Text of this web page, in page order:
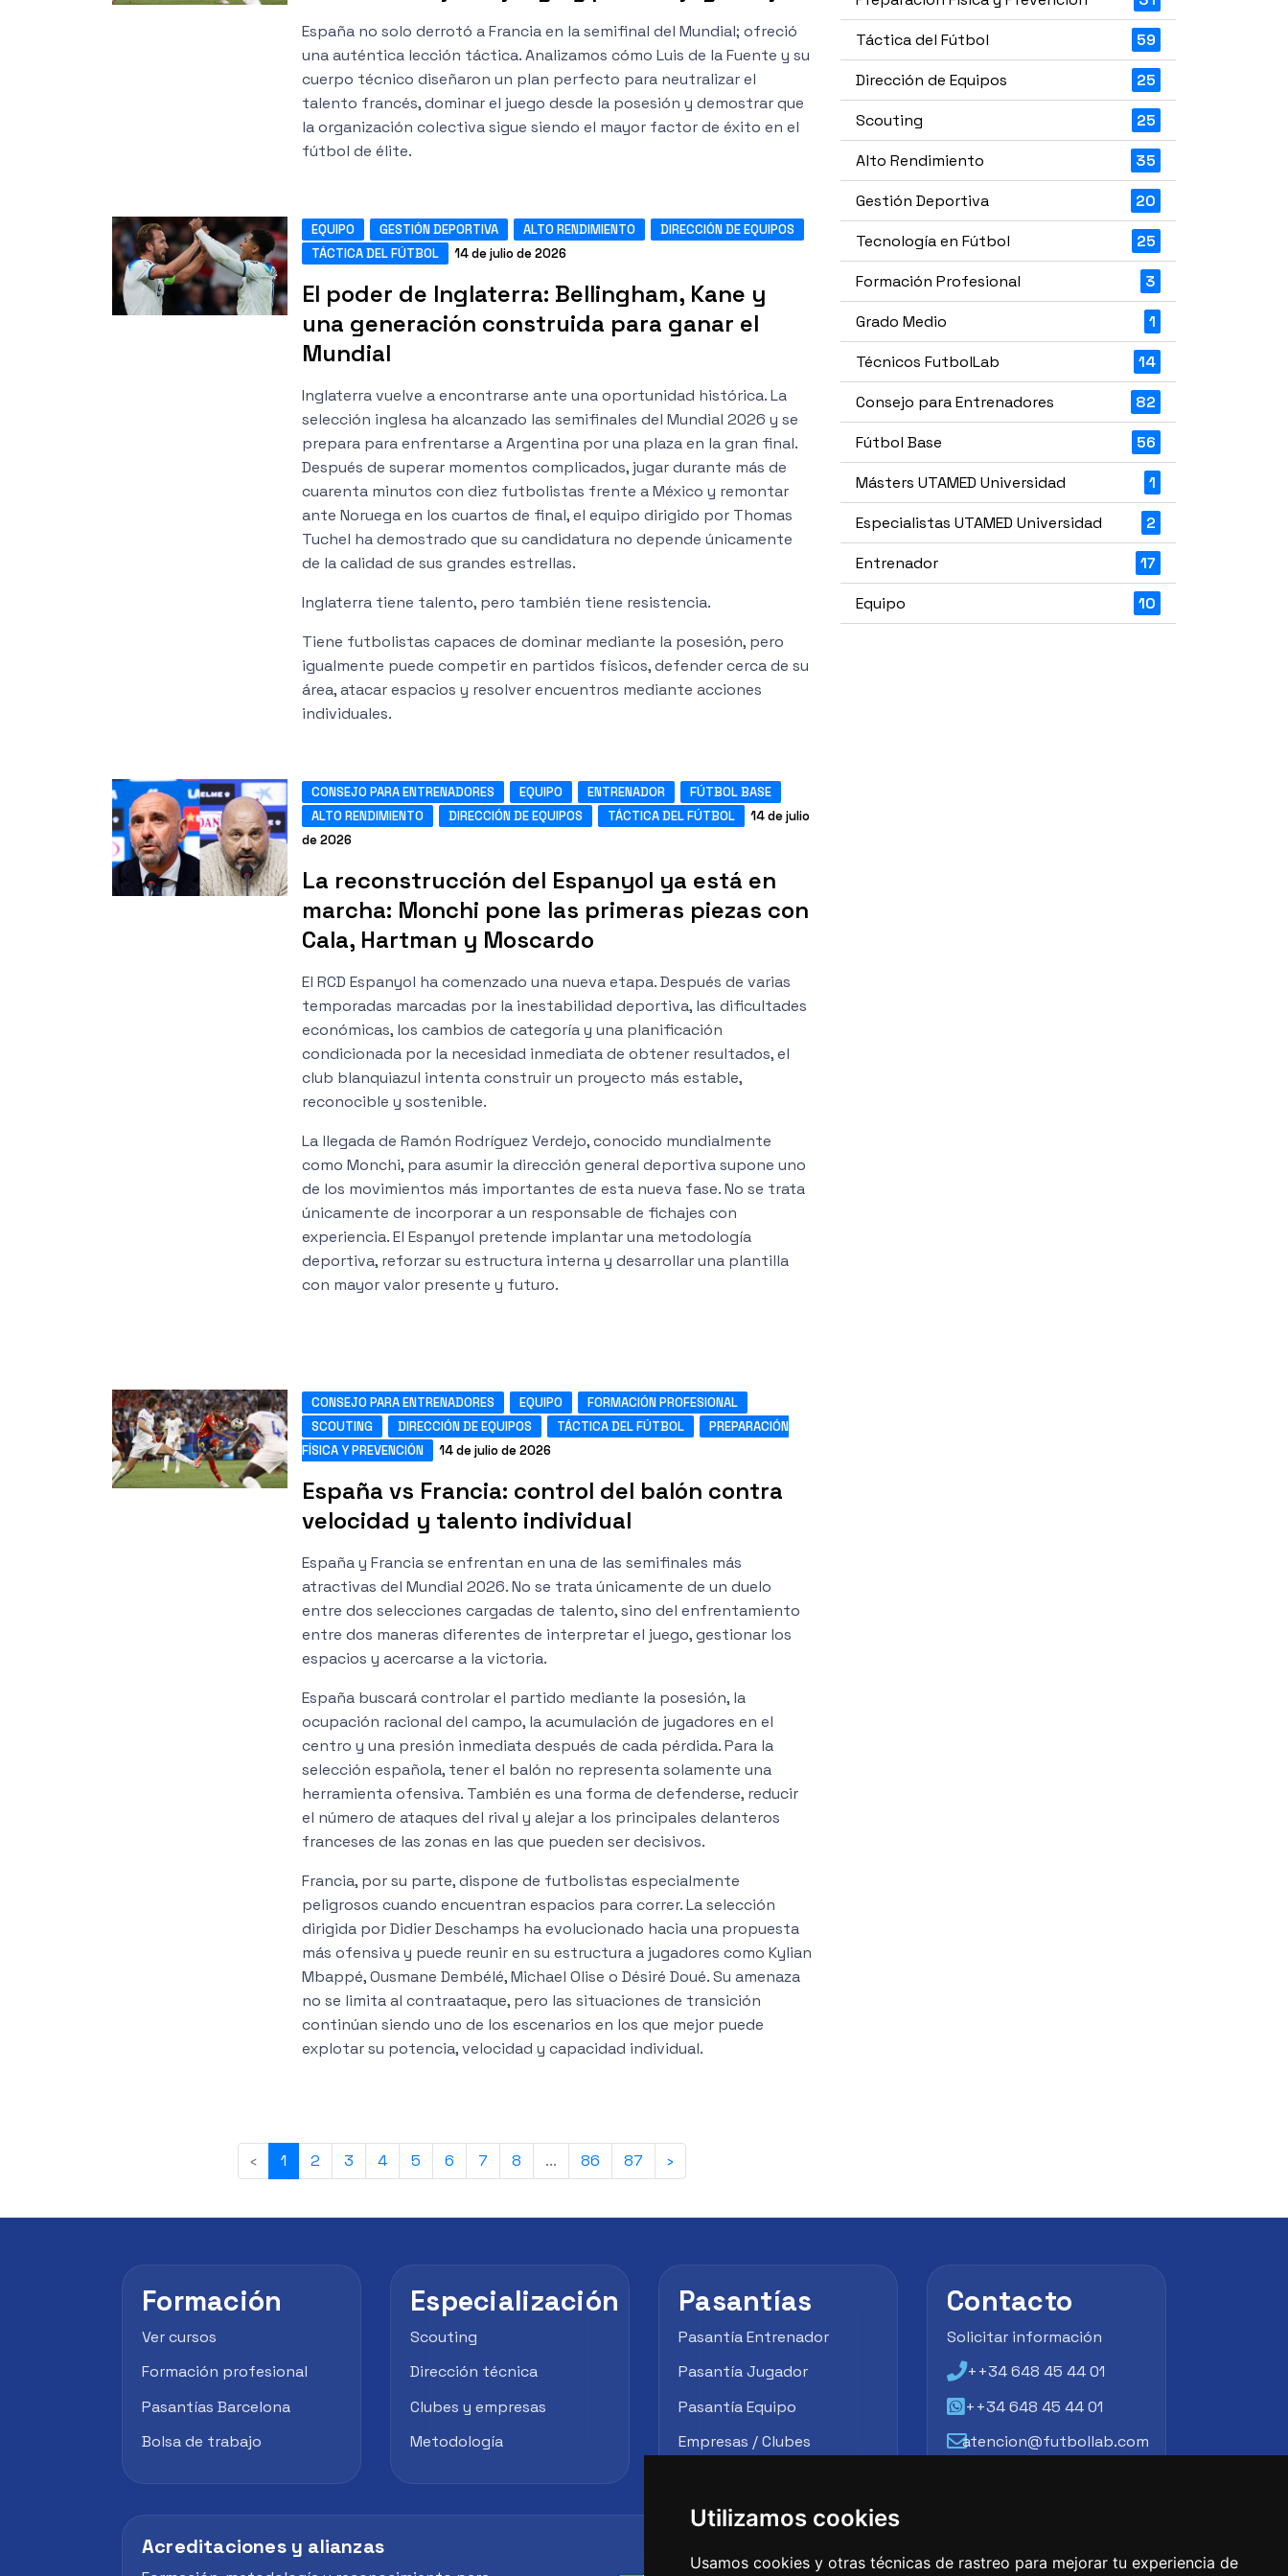
Utilizamos cookies
Usamos cookies y otras técnicas de rastreo para mejorar tu experiencia de
España no solo derrotó a Francia en la semifinal del Mundial; ofreció
una auténtica lección táctica. Analizamos cómo Luis de la Fuente y su
cuerpo técnico diseñaron un plan perfecto para neutralizar el
talento francés, dominar el juego desde la posesión y demostrar que
la organización colectiva sigue siendo el mayor factor de éxito en el
fútbol de élite.
EQUIPO GESTIÓN DEPORTIVA ALTO RENDIMIENTO
DIRECCIÓN DE EQUIPOS
TÁCTICA DEL FÚTBOL
14 de julio de 2026
El poder de Inglaterra: Bellingham, Kane y
una generación construida para ganar el
Mundial
Inglaterra vuelve a encontrarse ante una oportunidad histórica. La
selección inglesa ha alcanzado las semifinales del Mundial 2026 y se
prepara para enfrentarse a Argentina por una plaza en la gran final.
Después de superar momentos complicados, jugar durante más de
cuarenta minutos con diez futbolistas frente a México y remontar
ante Noruega en los cuartos de final, el equipo dirigido por Thomas
Tuchel ha demostrado que su candidatura no depende únicamente
de la calidad de sus grandes estrellas.
Inglaterra tiene talento, pero también tiene resistencia.
Tiene futbolistas capaces de dominar mediante la posesión, pero
igualmente puede competir en partidos físicos, defender cerca de su
área, atacar espacios y resolver encuentros mediante acciones
individuales.
CONSEJO PARA ENTRENADORES EQUIPO ENTRENADOR
FÚTBOL BASE
ALTO RENDIMIENTO
DIRECCIÓN DE EQUIPOS TÁCTICA DEL FÚTBOL
14 de julio
de 2026
La reconstrucción del Espanyol ya está en
marcha: Monchi pone las primeras piezas con
Cala, Hartman y Moscardo
El RCD Espanyol ha comenzado una nueva etapa. Después de varias
temporadas marcadas por la inestabilidad deportiva, las dificultades
económicas, los cambios de categoría y una planificación
condicionada por la necesidad inmediata de obtener resultados, el
club blanquiazul intenta construir un proyecto más estable,
reconocible y sostenible.
La llegada de Ramón Rodríguez Verdejo, conocido mundialmente
como Monchi, para asumir la dirección general deportiva supone uno
de los movimientos más importantes de esta nueva fase. No se trata
únicamente de incorporar a un responsable de fichajes con
experiencia. El Espanyol pretende implantar una metodología
deportiva, reforzar su estructura interna y desarrollar una plantilla
con mayor valor presente y futuro.
CONSEJO PARA ENTRENADORES EQUIPO
FORMACIÓN PROFESIONAL
SCOUTING
DIRECCIÓN DE EQUIPOS TÁCTICA DEL FÚTBOL
PREPARACIÓN
FÍSICA Y PREVENCIÓN
14 de julio de 2026
España vs Francia: control del balón contra
velocidad y talento individual
España y Francia se enfrentan en una de las semifinales más
atractivas del Mundial 2026. No se trata únicamente de un duelo
entre dos selecciones cargadas de talento, sino del enfrentamiento
entre dos maneras diferentes de interpretar el juego, gestionar los
espacios y acercarse a la victoria.
España buscará controlar el partido mediante la posesión, la
ocupación racional del campo, la acumulación de jugadores en el
centro y una presión inmediata después de cada pérdida. Para la
selección española, tener el balón no representa solamente una
herramienta ofensiva. También es una forma de defenderse, reducir
el número de ataques del rival y alejar a los principales delanteros
franceses de las zonas en las que pueden ser decisivos.
Francia, por su parte, dispone de futbolistas especialmente
peligrosos cuando encuentran espacios para correr. La selección
dirigida por Didier Deschamps ha evolucionado hacia una propuesta
más ofensiva y puede reunir en su estructura a jugadores como Kylian
Mbappé, Ousmane Dembélé, Michael Olise o Désiré Doué. Su amenaza
no se limita al contraataque, pero las situaciones de transición
continúan siendo uno de los escenarios en los que mejor puede
explotar su potencia, velocidad y capacidad individual.
‹ 1 2 3 4 5 6 7 8 ... 86 87 ›
Táctica del Fútbol
59
Dirección de Equipos
25
Scouting
25
Alto Rendimiento
35
Gestión Deportiva
20
Tecnología en Fútbol
25
Formación Profesional
3
Grado Medio
1
Técnicos FutbolLab
14
Consejo para Entrenadores
82
Fútbol Base
56
Másters UTAMED Universidad
1
Especialistas UTAMED Universidad
2
Entrenador
17
Equipo
10
Formación
Ver cursos
Formación profesional
Pasantías Barcelona
Bolsa de trabajo
Especialización
Scouting
Dirección técnica
Clubes y empresas
Metodología
Pasantías
Pasantía Entrenador
Pasantía Jugador
Pasantía Equipo
Empresas / Clubes
Contacto
Solicitar información
++34 648 45 44 01
++34 648 45 44 01
atencion@futbollab.com
Acreditaciones y alianzas